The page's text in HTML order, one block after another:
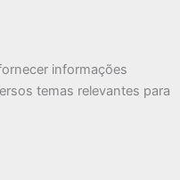
informações
temas relevantes para